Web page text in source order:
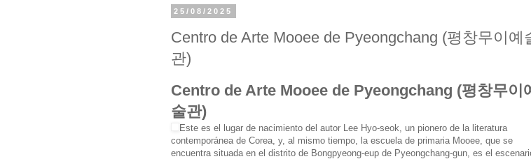
25/08/2025
Centro de Arte Mooee de Pyeongchang (평창무이예
관)
Centro de Arte Mooee de Pyeongchang (평창무이
술관)
Este es el lugar de nacimiento del autor Lee Hyo-seok, un pionero de la literatura
contemporánea de Corea, y, al mismo tiempo, la escuela de primaria Mooee, que se
encuentra situada en el distrito de Bongpyeong-eup de Pyeongchang-gun, es el